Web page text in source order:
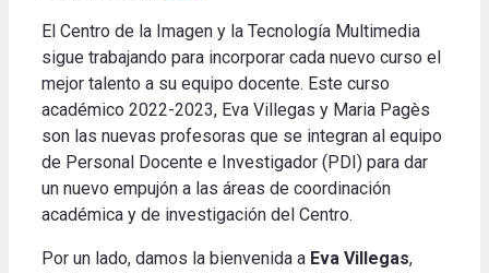
El Centro de la Imagen y la Tecnología Multimedia
sigue trabajando para incorporar cada nuevo curso el
mejor talento a su equipo docente. Este curso
académico 2022-2023, Eva Villegas y Maria Pagès
son las nuevas profesoras que se integran al equipo
de Personal Docente e Investigador (PDI) para dar
un nuevo empujón a las áreas de coordinación
académica y de investigación del Centro.
Por un lado, damos la bienvenida a Eva Villegas,